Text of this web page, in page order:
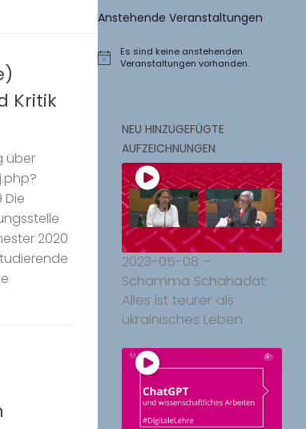
Kritik
über
2020
Anstehende Veranstaltungen
Hinweis
Es sind keine anstehenden
Veranstaltungen vorhanden.
NEU HINZUGEFÜGTE
AUFZEICHNUNGEN
2023-05-08 –
Schamma Schahadat:
Alles ist teurer als
ukrainisches Leben